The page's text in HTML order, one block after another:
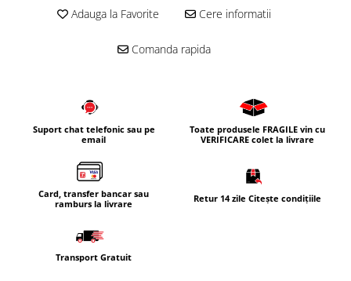
Corpuri iluminat
Dulapuri de baie
Rafturi incastrate
Accesorii pentru mobila
Baterii baie
Baterii lavoar
Baterii dus
Adauga la Favorite Cere informatii
Comanda rapida
Suport chat telefonic sau pe
email
Toate produsele FRAGILE vin cu
VERIFICARE colet la livrare
Card, transfer bancar sau
ramburs la livrare
Retur 14 zile Citește condițiile
Transport Gratuit